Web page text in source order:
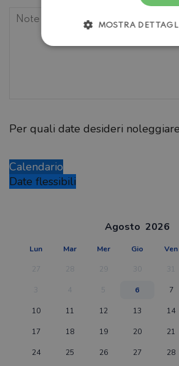
Per quali date desideri
Calendario
Date flessibili
Agosto 2026
Lun Mar Mer Gio Ven
27 28 29 30 31
3 4 5 6 7
10 11 12 13 14
17 18 19 20 21
24 25 26 27 28
MOSTRA DETTAGLI